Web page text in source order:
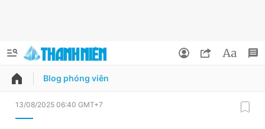
QUẢNG CÁO ĐẶT BÁO
Blog phóng viên
13/08/2025 06:40 GMT+7